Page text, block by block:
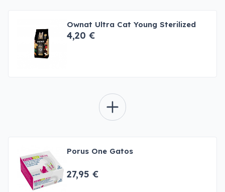
Ownat Ultra Cat Young Sterilized
4,20 €
Porus One Gatos
27,95 €